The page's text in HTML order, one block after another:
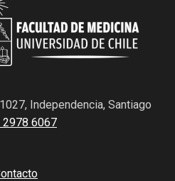
Independencia, Santiago
2978 6067